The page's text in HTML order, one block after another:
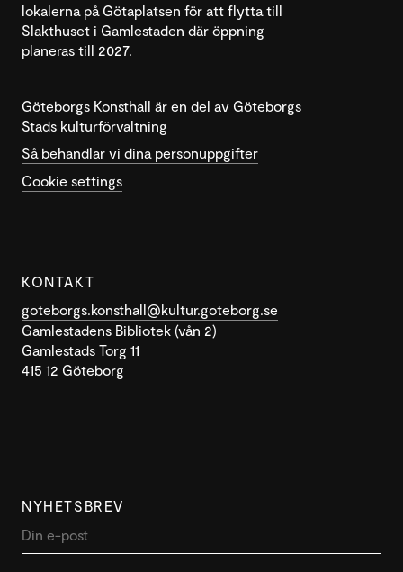
lokalerna på Götaplatsen för att flytta till
Slakthuset i Gamlestaden där öppning
planeras till 2027.
Göteborgs Konsthall är en del av Göteborgs
Stads kulturförvaltning
Så behandlar vi dina personuppgifter
Cookie settings
KONTAKT
goteborgs.konsthall@kultur.goteborg.se
Gamlestadens Bibliotek (vån 2)
Gamlestads Torg 11
415 12 Göteborg
NYHETSBREV